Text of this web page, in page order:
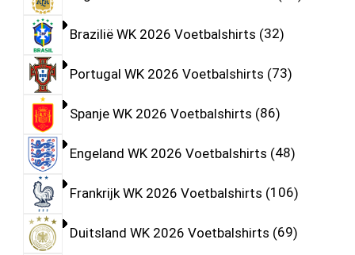
Brazilië WK 2026 Voetbalshirts 32
Portugal WK 2026 Voetbalshirts 73
Spanje WK 2026 Voetbalshirts 86
Engeland WK 2026 Voetbalshirts 48
Frankrijk WK 2026 Voetbalshirts 106
Duitsland WK 2026 Voetbalshirts 69